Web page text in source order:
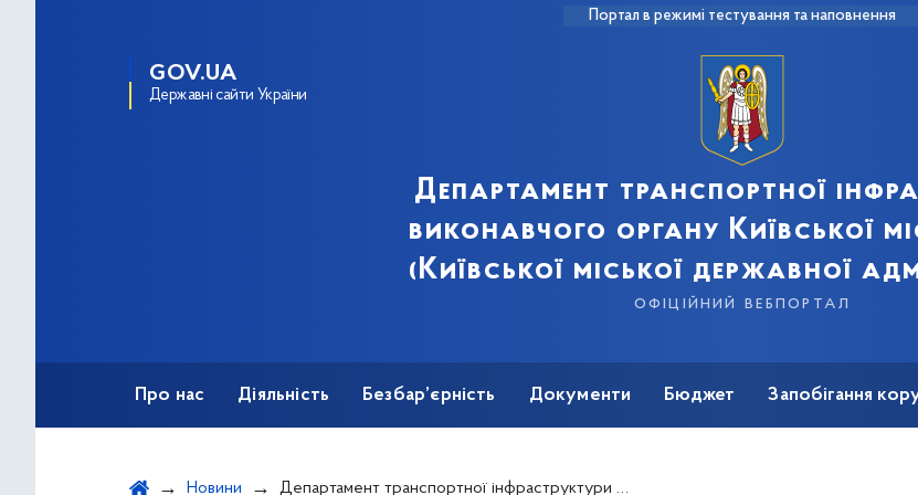
Портал в режимі тестування та наповнення
GOV.UA
Державні сайти України
Департамент транспортної
виконавчого органу Київської
(Київської міської державної
офіційний вебпортал
Про нас Діяльність Безбар’єрність Документи Бюджет Запобігання
Новини Департамент транспортної інфраструктури вкотре звернувся до «Укрзалізниці» щодо належного утримання залізнично-автомобільного мостового переходу через р. Дніпро